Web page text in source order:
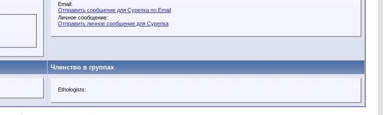
Email:
Отправить сообщение для Сурепка по Email
Личное сообщение:
Отправить личное сообщение для Сурепка
Членство в группах
Ethologists: